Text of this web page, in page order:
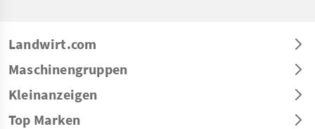
Landwirt.com
Maschinengruppen
Kleinanzeigen
Top Marken